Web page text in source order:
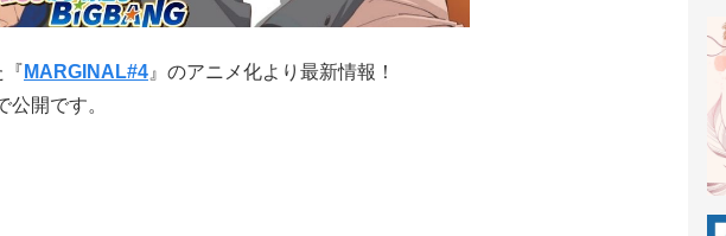
『 MARGINAL#4 』のアニメ化より最新情報！
公開です。